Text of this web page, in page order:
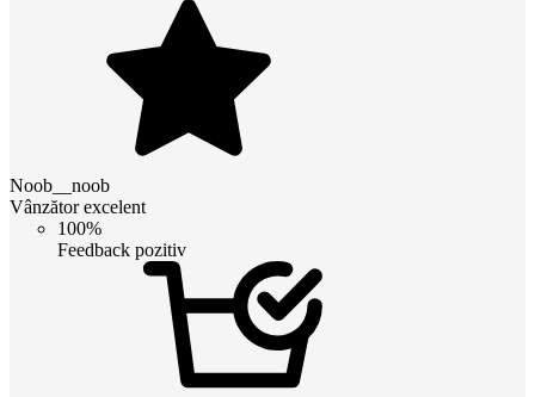
Noob__noob
Vânzător excelent
100%
Feedback pozitiv